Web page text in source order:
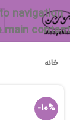
navigation
main content
خانه
-10%